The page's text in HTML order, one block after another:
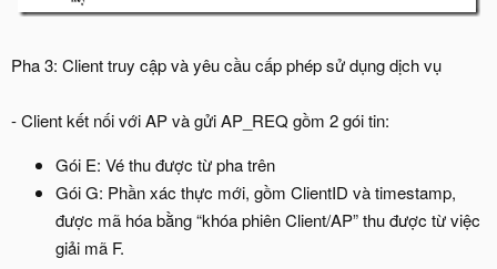
Pha 3: Client truy cập và yêu cầu cấp phép sử dụng dịch vụ
- Client kết nối với AP và gửi AP_REQ gồm 2 gói tin:
Gói E: Vé thu được từ pha trên
Gói G: Phần xác thực mới, gồm ClientID và timestamp,
được mã hóa bằng “khóa phiên Client/AP” thu được từ việc
giải mã F.